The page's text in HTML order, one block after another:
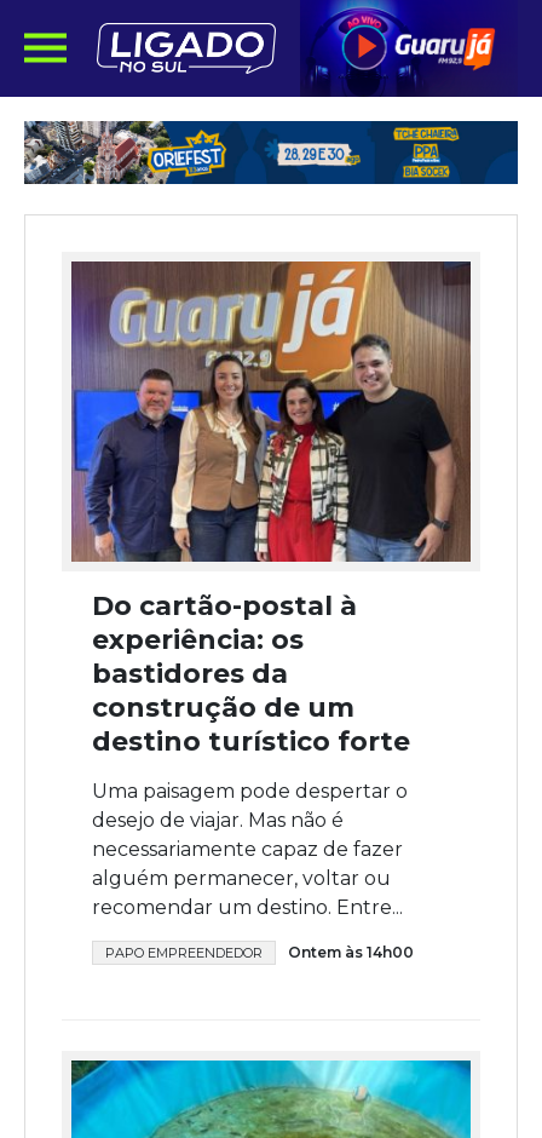
Do cartão-postal à
experiência: os
bastidores da
construção de um
destino turístico forte
Uma paisagem pode despertar o
desejo de viajar. Mas não é
necessariamente capaz de fazer
alguém permanecer, voltar ou
recomendar um destino. Entre...
PAPO EMPREENDEDOR Ontem às 14h00